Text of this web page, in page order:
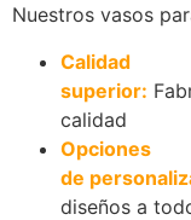
Nuestros vasos
Calidad
superior:
calidad
Opciones
de
diseños a